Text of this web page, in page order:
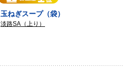
玉ねぎスープ（袋）
淡路SA（上り）